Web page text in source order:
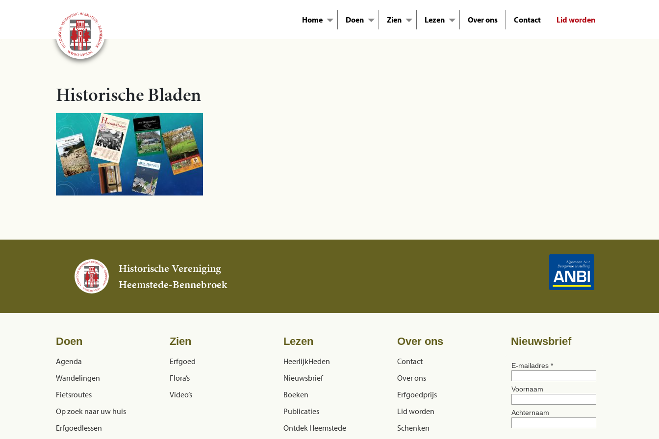
Home Doen Zien Lezen Over ons Contact Lid worden
Historische Bladen
Historische Vereniging
Heemstede-Bennebroek
Doen
Agenda
Wandelingen
Fietsroutes
Op zoek naar uw huis
Erfgoedlessen
Zien
Erfgoed
Flora’s
Video’s
Lezen
HeerlijkHeden
Nieuwsbrief
Boeken
Publicaties
Ontdek Heemstede
Over ons
Contact
Over ons
Erfgoedprijs
Lid worden
Schenken
Nieuwsbrief